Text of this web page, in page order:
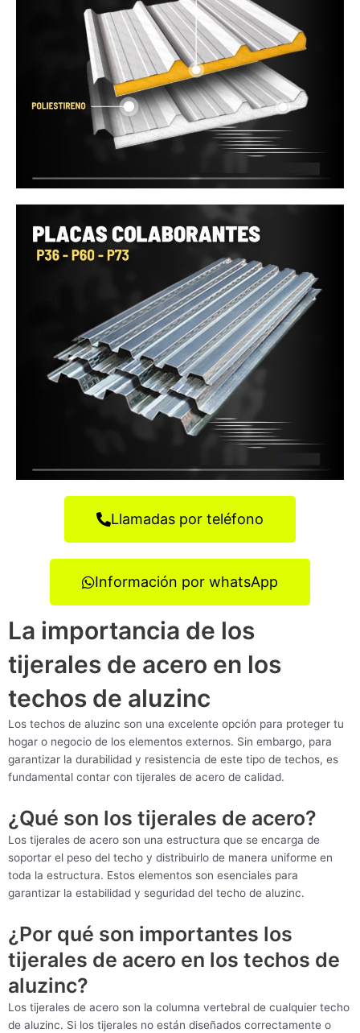
Llamadas por teléfono
Información por whatsApp
La importancia de los
tijerales de acero en los
techos de aluzinc
Los techos de aluzinc son una excelente opción para proteger tu
hogar o negocio de los elementos externos. Sin embargo, para
garantizar la durabilidad y resistencia de este tipo de techos, es
fundamental contar con tijerales de acero de calidad.
¿Qué son los tijerales de acero?
Los tijerales de acero son una estructura que se encarga de
soportar el peso del techo y distribuirlo de manera uniforme en
toda la estructura. Estos elementos son esenciales para
garantizar la estabilidad y seguridad del techo de aluzinc.
¿Por qué son importantes los
tijerales de acero en los techos de
aluzinc?
Los tijerales de acero son la columna vertebral de cualquier techo
de aluzinc. Si los tijerales no están diseñados correctamente o